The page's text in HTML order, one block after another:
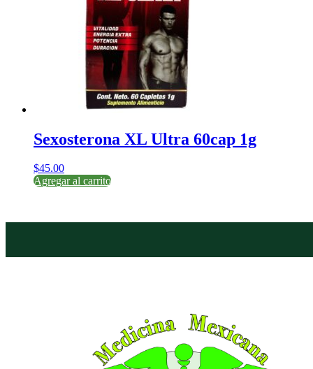
Sexosterona XL Ultra 60cap 1g
$45.00
Agregar al carrito